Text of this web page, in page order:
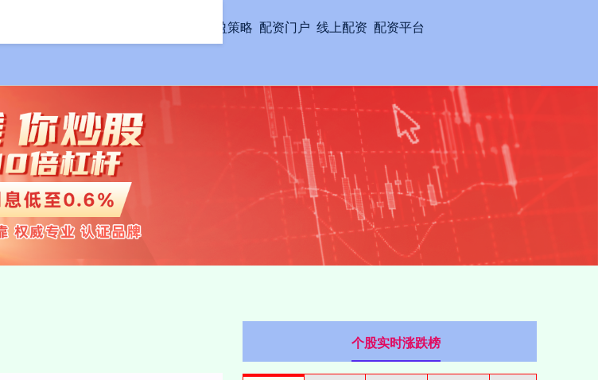
汇盈策略 配资门户 线上配资 配资平台
个股实时涨跌榜